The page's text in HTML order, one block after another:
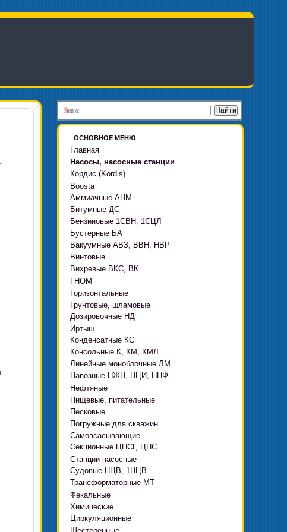
ОСНОВНОЕ МЕНЮ
Главная
Насосы, насосные станции
Кордис (Kordis)
Boosta
Boosta-F
Boosta-L
Boosta-APD установки
Аммиачные АНМ
Битумные ДС
Бензиновые 1СВН, 1СЦЛ
Бустерные БА
Вакуумные АВЗ, ВВН, НВР
Винтовые
Вихревые ВКС, ВК
ГНОМ
Грязевые
Ф, Фр
с HMS Control
Горизонтальные
Д, 1Д
ЦН
DeLium
Грунтовые, шламовые
ГРАТ, ГРАК, ГРАР
ВШН
Дозировочные НД
Иртыш
ПФ, НФ, ПД
ЦМЛ
ЦМК
Конденсатные КС
Консольные К, КМ, КМЛ
Линейные моноблочные ЛМ
Навозные НЖН, НЦИ, ННФ
Нефтяные
НВ, НВЕ, НДВ
КМC
4(5,6)НК
КМХ Адонис
Пищевые, питательные
ОНЦ, СНЦ
ЦВК
ПЭ
Поршневые на пару
Песковые
П, ПР, ПБ, ПК, ПРВП
ППР, ППК вертикальные
Погружные для скважин
ЭЦВ Ливнынасос
ЭЦВ Промбурвод
2ЭЦВ
БЦП М
CRS
СПА 4
Самовсасывающие
АНС
С-569
С-245
Секционные ЦНСГ, ЦНС
Станции насосные
СУЗ, HMS Control
Автоматические САУ
Садовые Ингро CAM
Судовые НЦВ, 1НЦВ
Трансформаторные МТ
Фекальные
СМ, 1СМ, 2СМ
СД, СДВ
Химические
Х
Циркуляционные